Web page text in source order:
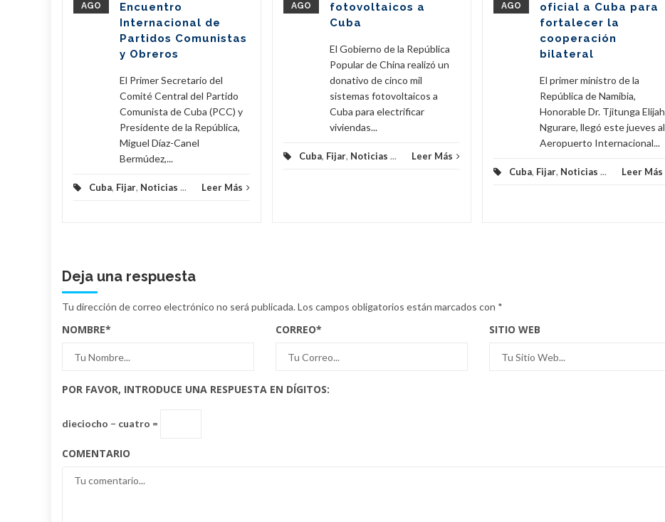
AGO
Encuentro
Internacional de
Partidos Comunistas
y Obreros
El Primer Secretario del
Comité Central del Partido
Comunista de Cuba (PCC) y
Presidente de la República,
Miguel Díaz-Canel
Bermúdez,...
Cuba, Fijar, Noticias ... Leer Más
AGO
fotovoltaicos a
Cuba
El Gobierno de la República
Popular de China realizó un
donativo de cinco mil
sistemas fotovoltaicos a
Cuba para electrificar
viviendas...
Cuba, Fijar, Noticias ... Leer Más
AGO
oficial a Cuba para
fortalecer la
cooperación
bilateral
El primer ministro de la
República de Namibia,
Honorable Dr. Tjitunga Elijah
Ngurare, llegó este jueves al
Aeropuerto Internacional...
Cuba, Fijar, Noticias ... Leer Más
Deja una respuesta
Tu dirección de correo electrónico no será publicada.Los campos obligatorios están marcados con *
NOMBRE* CORREO* SITIO WEB
POR FAVOR, INTRODUCE UNA RESPUESTA EN DÍGITOS:
dieciocho − cuatro =
COMENTARIO